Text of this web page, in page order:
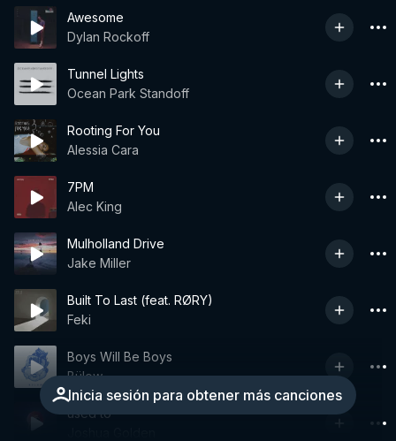
Awesome
Dylan Rockoff
Tunnel Lights
Ocean Park Standoff
Rooting For You
Alessia Cara
7PM
Alec King
Mulholland Drive
Jake Miller
Built To Last (feat. RØRY)
Feki
Inicia sesión para obtener más canciones
Boys Will Be Boys
Bülow
used to